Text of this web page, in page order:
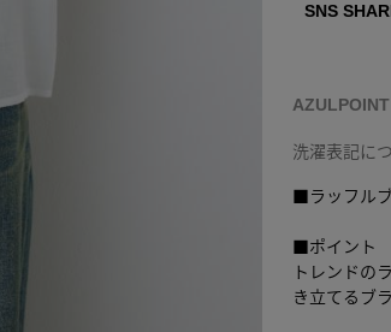
SNS
洗濯表記に
■ラッフル
■ポイント
トレンドの
き立てるブ